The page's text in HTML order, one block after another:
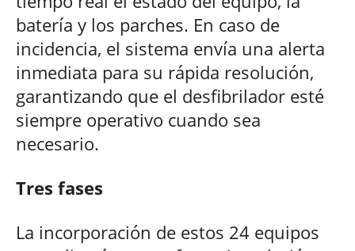
batería y los parches. En caso de
incidencia, el sistema envía una alerta
inmediata para su rápida resolución,
garantizando que el desfibrilador esté
siempre operativo cuando sea
necesario.
Tres fases
La incorporación de estos 24 equipos